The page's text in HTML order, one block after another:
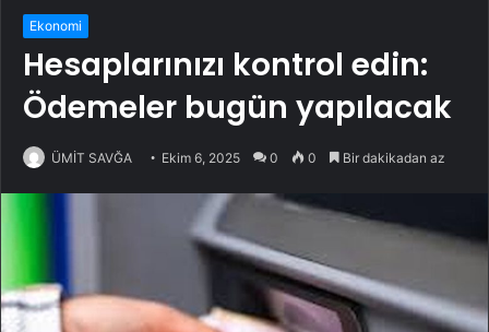
Ekonomi
Hesaplarınızı kontrol edin:
Ödemeler bugün yapılacak
ÜMİT SAVĞA Ekim 6, 2025 0 0 Bir dakikadan az